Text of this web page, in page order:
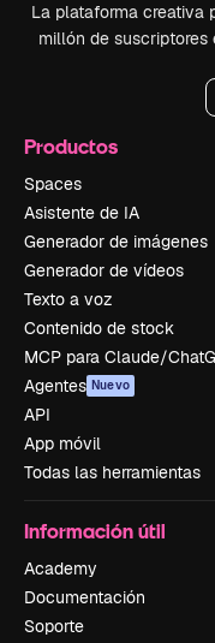
La plataforma creativa
millón de suscriptores
Productos
Spaces
Asistente de IA
Generador de imágenes
Generador de vídeos
Texto a voz
Contenido de stock
MCP para Claude/
Agentes Nuevo
API
App móvil
Todas las herramientas
Información útil
Academy
Documentación
Soporte